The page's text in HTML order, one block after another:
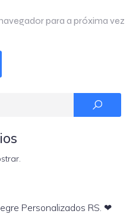
para a próxima vez
Personalizados RS. ❤